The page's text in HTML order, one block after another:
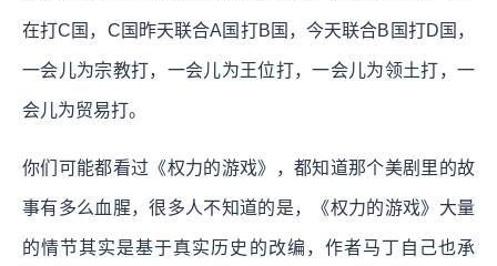
在打C国，C国昨天联合A国打B国，今天联合B国打D国，
一会儿为宗教打，一会儿为王位打，一会儿为领土打，一
会儿为贸易打。
你们可能都看过《权力的游戏》，都知道那个美剧里的故
事有多么血腥，很多人不知道的是，《权力的游戏》大量
的情节其实是基于真实历史的改编，作者马丁自己也承